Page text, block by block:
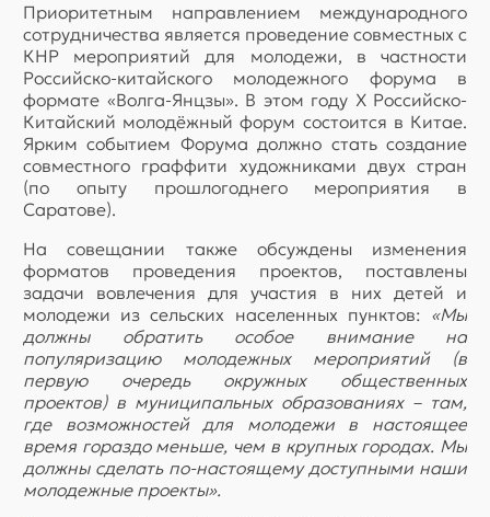
Приоритетным направлением международного
сотрудничества является проведение совместных с
КНР мероприятий для молодежи, в частности
Российско-китайского молодежного форума в
формате «Волга-Янцзы». В этом году X Российско-
Китайский молодёжный форум состоится в Китае.
Ярким событием Форума должно стать создание
совместного граффити художниками двух стран
(по опыту прошлогоднего мероприятия в
Саратове).
На совещании также обсуждены изменения
форматов проведения проектов, поставлены
задачи вовлечения для участия в них детей и
молодежи из сельских населенных пунктов: «Мы
должны обратить особое внимание на
популяризацию молодежных мероприятий (в
первую очередь окружных общественных
проектов) в муниципальных образованиях – там,
где возможностей для молодежи в настоящее
время гораздо меньше, чем в крупных городах. Мы
должны сделать по-настоящему доступными наши
молодежные проекты».